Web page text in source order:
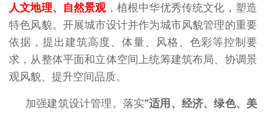
人文地理、自然景观，植根中华优秀传统文化，塑造
特色风貌。开展城市设计并作为城市风貌管理的重要
依据，提出建筑高度、体量、风格、色彩等控制要
求，从整体平面和立体空间上统筹建筑布局、协调景
观风貌、提升空间品质。
加强建筑设计管理。落实“适用、经济、绿色、美